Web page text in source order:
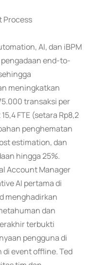
Process
AI, dan iBPM
end-to-
meningkatkan
transaksi per
FTE (setara Rp8,2
penghematan
estimation, dan
hingga 25%.
Account Manager
AI pertama di
menghadirkan
dan
terbukti
pengguna di
event offline. Ted